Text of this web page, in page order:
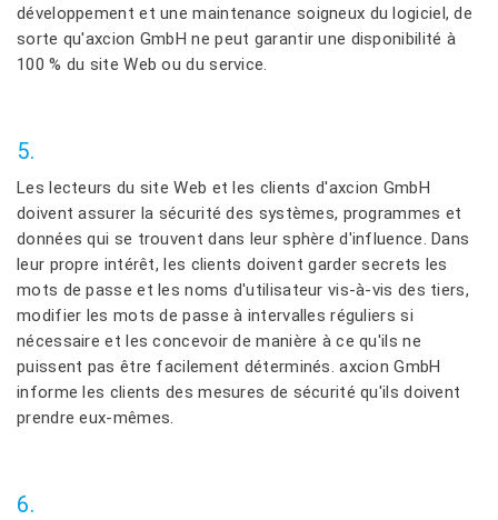
développement et une maintenance soigneux du logiciel, de
sorte qu'axcion GmbH ne peut garantir une disponibilité à
100 % du site Web ou du service.
5.
Les lecteurs du site Web et les clients d'axcion GmbH
doivent assurer la sécurité des systèmes, programmes et
données qui se trouvent dans leur sphère d'influence. Dans
leur propre intérêt, les clients doivent garder secrets les
mots de passe et les noms d'utilisateur vis-à-vis des tiers,
modifier les mots de passe à intervalles réguliers si
nécessaire et les concevoir de manière à ce qu'ils ne
puissent pas être facilement déterminés. axcion GmbH
informe les clients des mesures de sécurité qu'ils doivent
prendre eux-mêmes.
6.